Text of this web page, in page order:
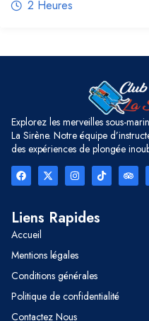
2 Heures
Explorez les merveilles sous-
La Sirène. Notre équipe
des expériences de plongée
Liens Rapides
Accueil
Mentions légales
Conditions générales
Politique de confidentialité
Contactez Nous